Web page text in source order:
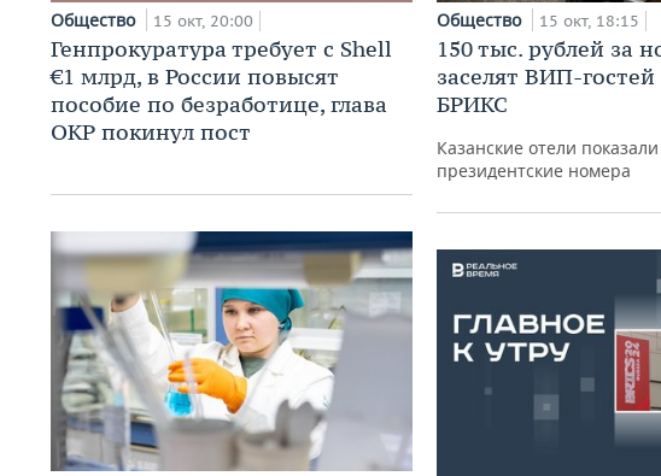
Общество 15 окт, 20:00
Генпрокуратура требует с Shell
€1 млрд, в России повысят
пособие по безработице, глава
ОКР покинул пост
Общество 15 окт, 18:15
150 тыс. рублей за
заселят ВИП-
БРИКС
Казанские отели
президентские номера